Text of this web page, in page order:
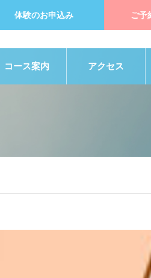
体験のお申込み ご予
コース案内 アクセス